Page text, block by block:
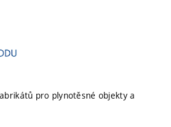
pro plynotěsné objekty a